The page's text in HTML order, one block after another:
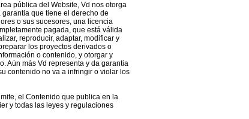
pública del Website, Vd nos otorga
que tiene el derecho de
o sus sucesores, una licencia
pagada, que está válida
reproducir, adaptar, modificar y
los proyectos derivados o
o contenido, y otorgar y
Aún más Vd representa y da garantia
contenido no va a infringir o violar los
el Contenido que publica en la
y todas las leyes y regulaciones